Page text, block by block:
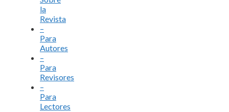
la
Revista
–
Para
Autores
–
Para
Revisores
–
Para
Lectores